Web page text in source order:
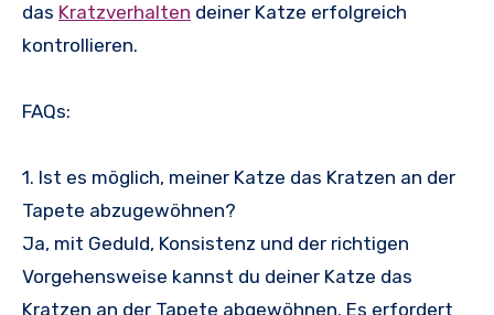
das Kratzverhalten deiner Katze erfolgreich
kontrollieren.
FAQs:
1. Ist es möglich, meiner Katze das Kratzen an der
Tapete abzugewöhnen?
Ja, mit Geduld, Konsistenz und der richtigen
Vorgehensweise kannst du deiner Katze das
Kratzen an der Tapete abgewöhnen. Es erfordert